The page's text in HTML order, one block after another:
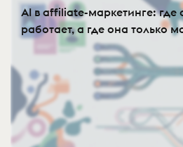
AI в affiliate-маркетинге: где
работает, а где она только